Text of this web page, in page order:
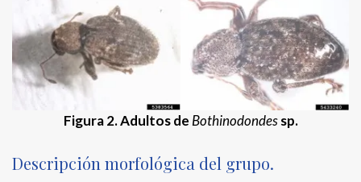
Figura 2. Adultos de Bothinodondessp.
Descripción morfológica del grupo.